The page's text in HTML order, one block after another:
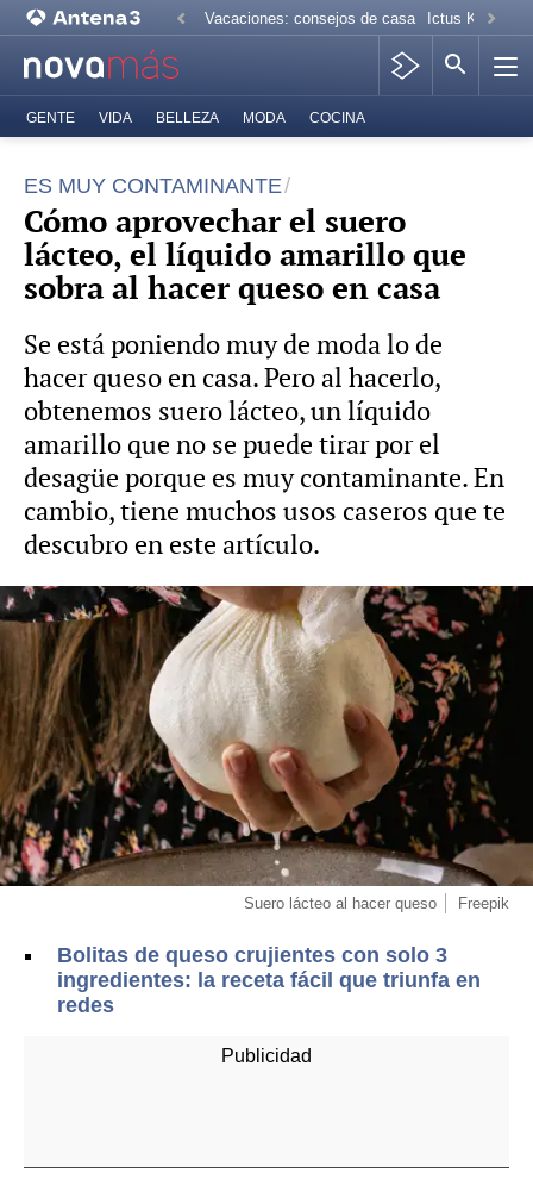
Vacaciones: consejos de casa Ictus Kiko
GENTE VIDA BELLEZA MODA COCINA
ES MUY CONTAMINANTE
Cómo aprovechar el suero
lácteo, el líquido amarillo que
sobra al hacer queso en casa
Se está poniendo muy de moda lo de
hacer queso en casa. Pero al hacerlo,
obtenemos suero lácteo, un líquido
amarillo que no se puede tirar por el
desagüe porque es muy contaminante. En
cambio, tiene muchos usos caseros que te
descubro en este artículo.
Suero lácteo al hacer queso Freepik
Bolitas de queso crujientes con solo 3
ingredientes: la receta fácil que triunfa en
redes